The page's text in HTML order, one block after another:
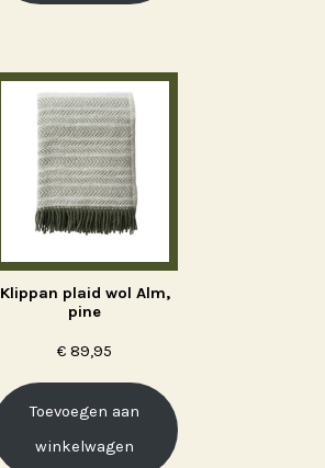
Klippan plaid wol Alm,
pine
€ 89,95
Toevoegen aan
winkelwagen